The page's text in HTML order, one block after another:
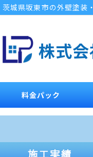
茨城県坂東市の外壁塗装
株式
料金パック